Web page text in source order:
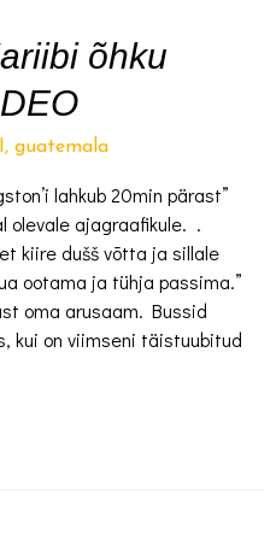
õhku
, guatemala
lahkub 20min pärast”
olevale ajagraafikule. .
kiire dušš võtta ja sillale
ootama ja tühja passima.”
oma arusaam. Bussid
kui on viimseni täistuubitud